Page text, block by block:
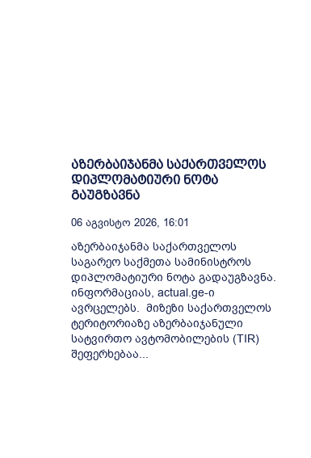
აზერბაიჯანმა საქართველოს
დიპლომატიური ნოტა
გაუგზავნა
06 Აგვისტო 2026, 16:01
აზერბაიჯანმა საქართველოს
საგარეო საქმეთა სამინისტროს
დიპლომატიური ნოტა გადაუგზავნა.
ინფორმაციას, actual.ge-ი
ავრცელებს. მიზეზი საქართველოს
ტერიტორიაზე აზერბაიჯანული
სატვირთო ავტომობილების (TIR)
შეფერხებაა...